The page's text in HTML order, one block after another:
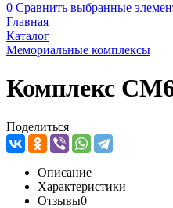
0 Сравнить выбранные
Главная
Каталог
Мемориальные комплексы
Комплекс
Поделиться
Описание
Характеристики
Отзывы0